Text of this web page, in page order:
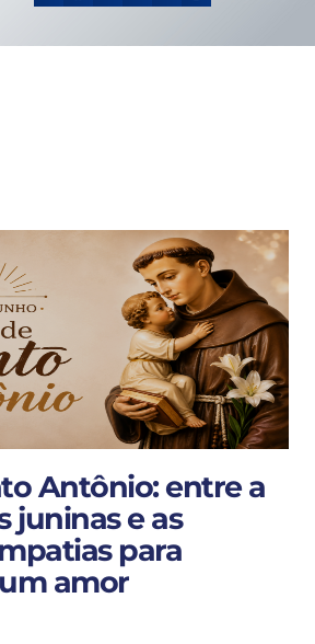
Antônio: entre a
juninas e as
para
amor